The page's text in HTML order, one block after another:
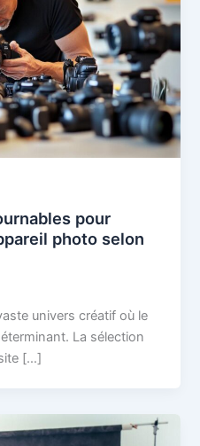
pour
photo selon
univers créatif où le
La sélection
[…]